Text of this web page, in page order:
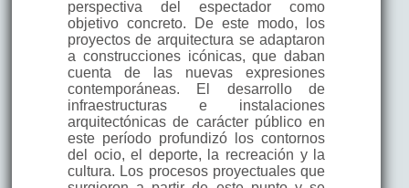
perspectiva del espectador como
objetivo concreto. De este modo, los
proyectos de arquitectura se adaptaron
a construcciones icónicas, que daban
cuenta de las nuevas expresiones
contemporáneas. El desarrollo de
infraestructuras e instalaciones
arquitectónicas de carácter público en
este período profundizó los contornos
del ocio, el deporte, la recreación y la
cultura. Los procesos proyectuales que